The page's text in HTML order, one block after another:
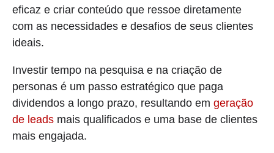
eficaz e criar conteúdo que ressoe diretamente
com as necessidades e desafios de seus clientes
ideais.
Investir tempo na pesquisa e na criação de
personas é um passo estratégico que paga
dividendos a longo prazo, resultando em geração
de leads mais qualificados e uma base de clientes
mais engajada.